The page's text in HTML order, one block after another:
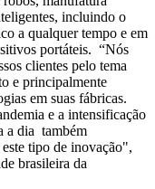
incluindo o
a qualquer tempo e em
portáteis. “Nós
clientes pelo tema
e principalmente
em suas fábricas.
e a intensificação
a dia também
tipo de inovação",
brasileira da